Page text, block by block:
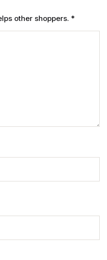
other shoppers. *